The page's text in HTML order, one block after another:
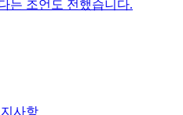
는 조언도 전했습니다.
사항